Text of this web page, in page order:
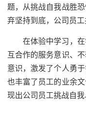
题，从挑战自我战胜
弃坚持到底，公司员
在体验中学习，
互合作的服务意识、
意识，激发了个人勇
也丰富了员工的业余
现出公司员工挑战自我